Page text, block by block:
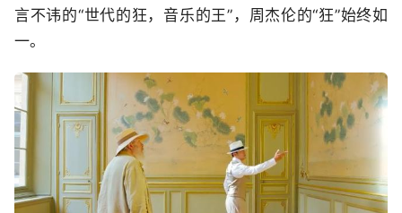
言不讳的“世代的狂，音乐的王”，周杰伦的“狂”始终如
一。